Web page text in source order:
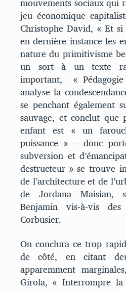
jeu économique
Christophe David, « Et
en dernière instance les
nature du primitivisme
un sort à un texte
important, «
analyse la
se penchant également
sauvage, et conclut
enfant est « un
puissance » – donc
subversion et
destructeur » se trouve
de l’architecture et de
de Jordana Maisian,
Benjamin vis-à-vis
Corbusier.
On conclura ce trop
de côté, en citant
apparemment
Girola, « Interrompre